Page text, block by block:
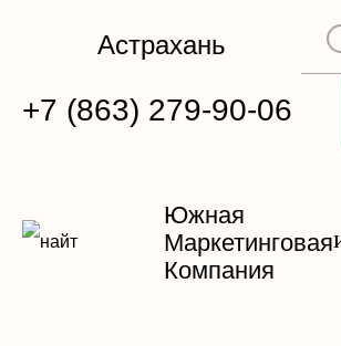
Астрахань
+7 (863) 279-90-06
Южная
Маркетинговая
Компания